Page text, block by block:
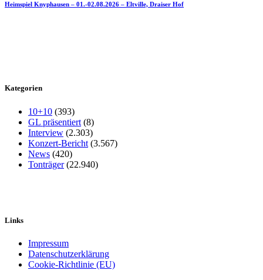
Heimspiel Knyphausen – 01.-02.08.2026 – Eltville, Draiser Hof
Kategorien
10+10 (393)
GL präsentiert (8)
Interview (2.303)
Konzert-Bericht (3.567)
News (420)
Tonträger(22.940)
Links
Impressum
Datenschutzerklärung
Cookie-Richtlinie (EU)